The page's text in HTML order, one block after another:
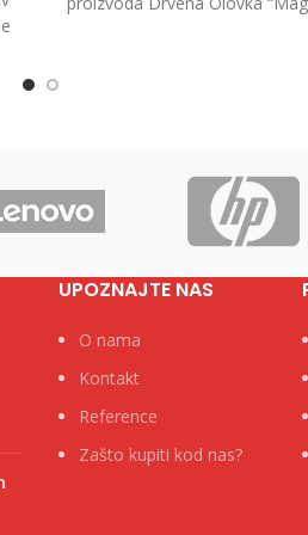
UPOZNAJTE NAS
O nama
Kontakt
Reference
Zašto kupiti kod nas?